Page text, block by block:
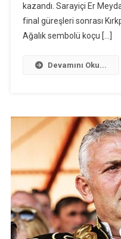
kazandı. Sarayiçi Er
final güreşleri sonrası
Ağalık sembolü koçu […]
Devamını Oku...